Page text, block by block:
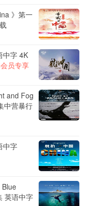
》第一
中字 4K
员专享
and Fog
中营暴行
中字
Blue
英语中字